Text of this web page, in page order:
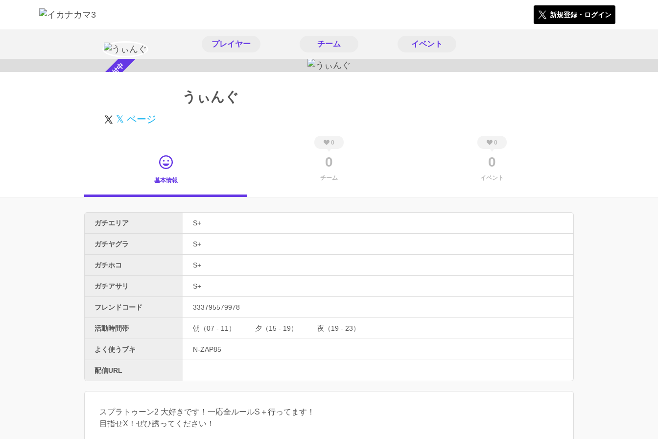
新規登録・ログイン
プレイヤー チーム イベント
スカウト受付中 うぃんぐ
𝕏 ページ
基本情報
0
0
チーム
0
0
イベント
ガチエリア S+
ガチヤグラ S+
ガチホコ S+
ガチアサリ S+
フレンドコード 333795579978
活動時間帯 朝（07 - 11） 夕（15 - 19） 夜（19 - 23）
よく使うブキ N-ZAP85
配信URL
スプラトゥーン2 大好きです！一応全ルールS＋行ってます！
目指せX！ぜひ誘ってください！